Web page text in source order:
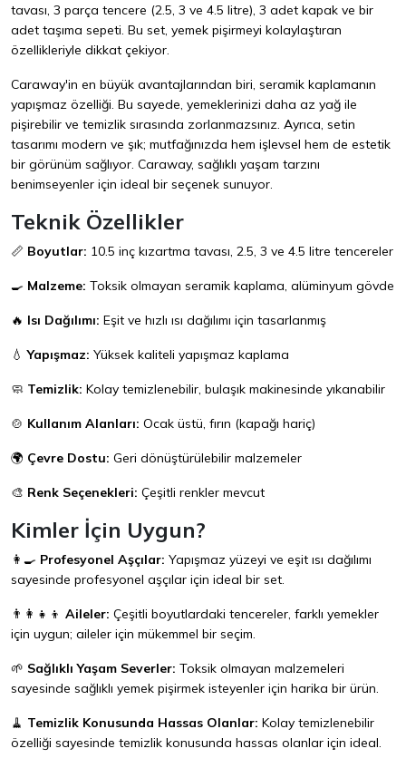
tavası, 3 parça tencere (2.5, 3 ve 4.5 litre), 3 adet kapak ve bir
adet taşıma sepeti. Bu set, yemek pişirmeyi kolaylaştıran
özellikleriyle dikkat çekiyor.
Caraway'in en büyük avantajlarından biri, seramik kaplamanın
yapışmaz özelliği. Bu sayede, yemeklerinizi daha az yağ ile
pişirebilir ve temizlik sırasında zorlanmazsınız. Ayrıca, setin
tasarımı modern ve şık; mutfağınızda hem işlevsel hem de estetik
bir görünüm sağlıyor. Caraway, sağlıklı yaşam tarzını
benimseyenler için ideal bir seçenek sunuyor.
Teknik Özellikler
📏 Boyutlar: 10.5 inç kızartma tavası, 2.5, 3 ve 4.5 litre tencereler
🍳 Malzeme: Toksik olmayan seramik kaplama, alüminyum gövde
🔥 Isı Dağılımı: Eşit ve hızlı ısı dağılımı için tasarlanmış
💧Yapışmaz: Yüksek kaliteli yapışmaz kaplama
🧼 Temizlik: Kolay temizlenebilir, bulaşık makinesinde yıkanabilir
🍲 Kullanım Alanları: Ocak üstü, fırın (kapağı hariç)
🌍 Çevre Dostu: Geri dönüştürülebilir malzemeler
🎨 Renk Seçenekleri: Çeşitli renkler mevcut
Kimler İçin Uygun?
👩‍🍳 Profesyonel Aşçılar: Yapışmaz yüzeyi ve eşit ısı dağılımı
sayesinde profesyonel aşçılar için ideal bir set.
👨‍👩‍👧‍👦 Aileler: Çeşitli boyutlardaki tencereler, farklı yemekler
için uygun; aileler için mükemmel bir seçim.
🌱 Sağlıklı Yaşam Severler: Toksik olmayan malzemeleri
sayesinde sağlıklı yemek pişirmek isteyenler için harika bir ürün.
🧹 Temizlik Konusunda Hassas Olanlar: Kolay temizlenebilir
özelliği sayesinde temizlik konusunda hassas olanlar için ideal.